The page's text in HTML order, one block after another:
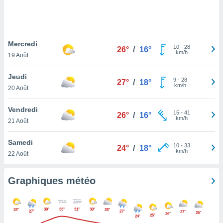
pas
de
cas,
que
sur le
ne
Mercredi
19 Août
26° / 16° 10- 28
km/h
Jeudi
20 Août
27° / 18° 9- 28
km/h
Vendredi
21 Août
26° / 16° 15- 41
km/h
Samedi
22 Août
24° / 18° 10- 33
km/h
Graphiques météo
28° 27° 30° 33° 31° 30° 28°
27°
24°
25° 26° 27° 26°